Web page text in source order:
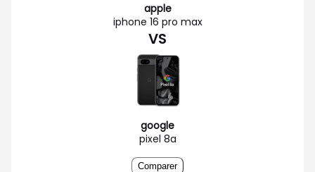
apple
iphone 16 pro max
VS
google
pixel 8a
Comparer